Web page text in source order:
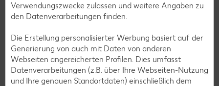
Pasta-Rezepte
Raclette-Rezepte
Flammkuchen-Rezepte
Frühstücksrezepte
Verwendungszwecke zulassen und weitere Angaben zu
den Datenverarbeitungen finden.
Die Erstellung personalisierter Werbung basiert auf der
Generierung von auch mit Daten von anderen
Webseiten angereicherten Profilen. Dies umfasst
Datenverarbeitungen (z.B. über Ihre Webseiten-Nutzung
und Ihre genauen Standortdaten) einschließlich dem